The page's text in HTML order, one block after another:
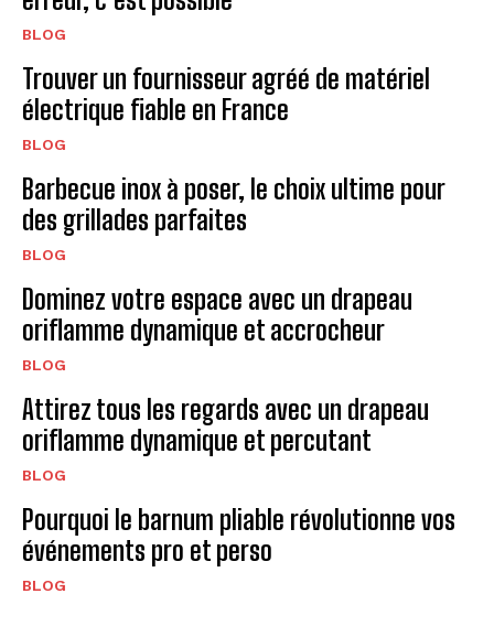
BLOG
Trouver un fournisseur agréé de matériel
électrique fiable en France
BLOG
Barbecue inox à poser, le choix ultime pour
des grillades parfaites
BLOG
Dominez votre espace avec un drapeau
oriflamme dynamique et accrocheur
BLOG
Attirez tous les regards avec un drapeau
oriflamme dynamique et percutant
BLOG
Pourquoi le barnum pliable révolutionne vos
événements pro et perso
BLOG